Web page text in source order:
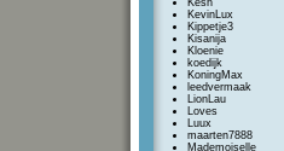
Kesh
KevinLux
Kippetje3
Kisanija
Kloenie
koedijk
KoningMax
leedvermaak
LionLau
Loves
Luux
maarten7888
Mademoiselle